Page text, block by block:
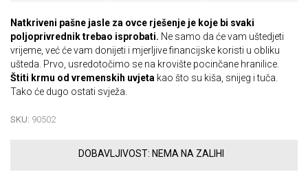
Natkriveni pašne jasle za ovce rješenje je koje bi svaki
poljoprivrednik trebao isprobati. Ne samo da će vam uštedjeti
vrijeme, već će vam donijeti i mjerljive financijske koristi u obliku
ušteda. Prvo, usredotočimo se na krovište pocinčane hranilice.
Štiti krmu od vremenskih uvjeta kao što su kiša, snijeg i tuča.
Tako će dugo ostati svježa.
SKU: 90502
DOBAVLJIVOST: NEMA NA ZALIHI